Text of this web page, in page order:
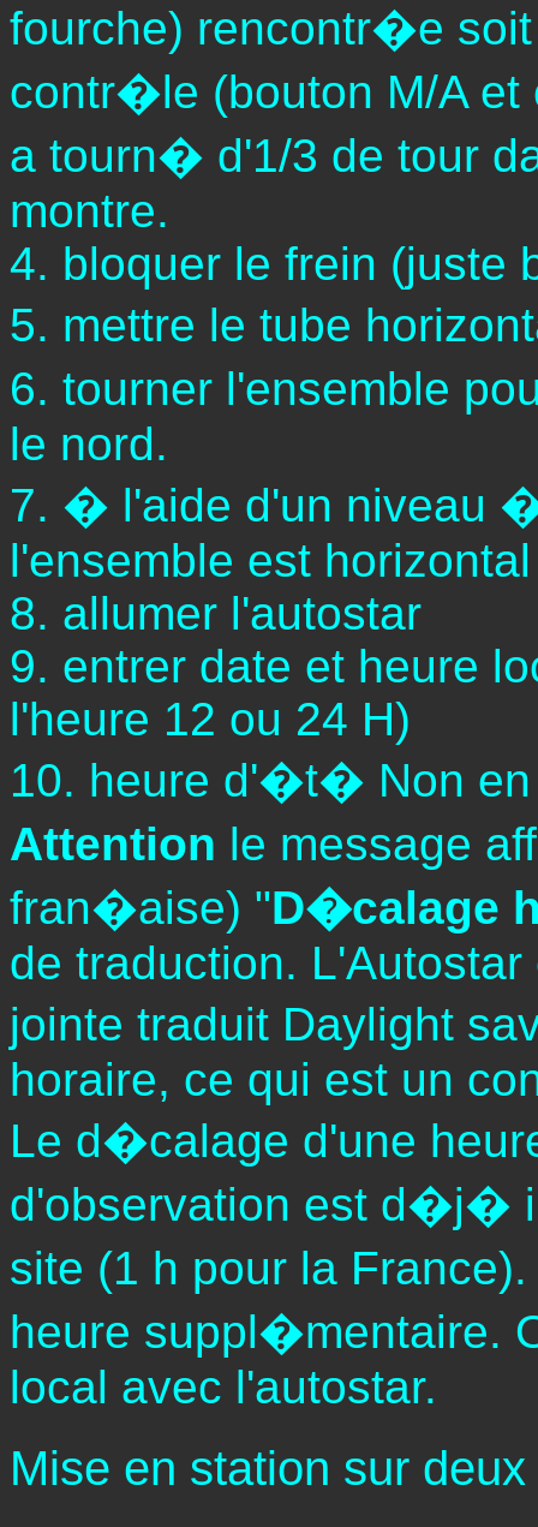
fourche) rencontr�e
contr�le (bouton M/A et
a tourn� d'1/3 de tour
montre.
4. bloquer le frein (juste
5. mettre le tube
6. tourner l'ensemble
le nord.
7. � l'aide d'un niveau
l'ensemble est horizontal
8. allumer l'autostar
9. entrer date et heure
l'heure 12 ou 24 H)
10. heure d'�t� Non
Attention le message
fran�aise) "D�calage
de traduction.
jointe traduit Daylight
horaire, ce qui est un
Le d�calage d'une
d'observation est d�j�
site (1 h pour la
heure suppl�mentaire.
local avec l'autostar.
Mise en station sur